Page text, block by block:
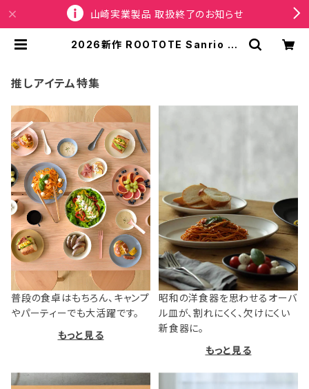
山崎実業製品 取扱終了のお知らせ
2026新作 ROOTOTE Sanrio ル
ンリオキャラクターズE 保冷バッグ ミ
ニバッグ おにぎりサイズ 洗濯可 シナ
推しアイテム特集
普段の食卓はもちろん、キャンプ
やパーティーでも大活躍です。
もっと見る
昭和の洋食器を思わせるオーバ
ル皿が、割れにくく、欠けにくい
新食器に。
もっと見る